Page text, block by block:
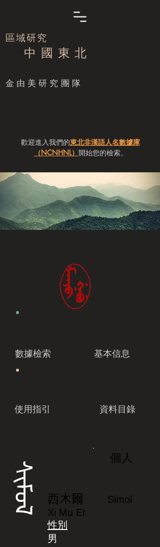
區域研究
中 國 東 北
​金由美研究團隊
歡迎進入我們的東北非漢語人名數據庫
（NCNHNL） 開始您的檢索。
數據檢索 基本信息
使用指引 資料目錄
ᠰᡳᠮᠣᠯ
個人
西木爾
Simol
Xi Mu Er
性別
男